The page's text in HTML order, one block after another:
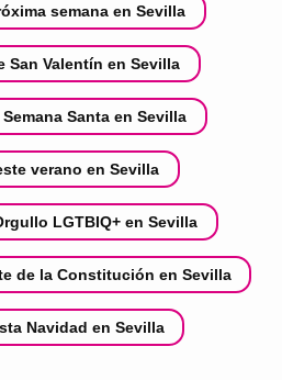
semana en Sevilla
San Valentín en Sevilla
Santa en Sevilla
verano en Sevilla
LGTBIQ+ en Sevilla
de la Constitución en Sevilla
Navidad en Sevilla